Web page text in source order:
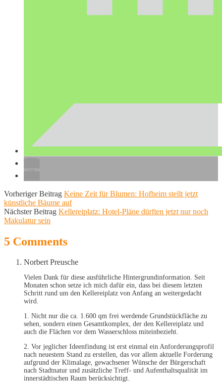
Vorheriger Beitrag Keine Zeit für Blumen: Hofheim stellt jetzt
künstliche Bäume auf
Nächster Beitrag Kellereiplatz: Hotel-Pläne dürften jetzt nur noch
Makulatur sein
5 Comments
Norbert Preusche
Vielen Dank für diese ausführliche Hintergrundinformation. Seit
Monaten schon setze ich mich dafür ein, dass bei diesem letzten
Schritt rund um den Kellereiplatz von Anfang an weitergedacht
wird.
1. Nicht nur die ca. 1.600 qm frei werdende Grundstückfläche zu
sehen, sondern einen Gesamtkomplex, der den Kellereiplatz und
auch die Flächen vor dem Wasserschloss miteinbezieht.
2. Vor jeglicher Ideenfindung ist erst einmal ein Anforderungsprofil
nach neuestem Stand zu erstellen, das vor allem aktuelle Forderung
aufgrund der Klimalage, gewachsener Wünsche der Bürgerschaft
nach Stadtnatur und zusätzliche Treff- und Aufenthaltsqualität im
innerstädtischen Raum berücksichtigt.